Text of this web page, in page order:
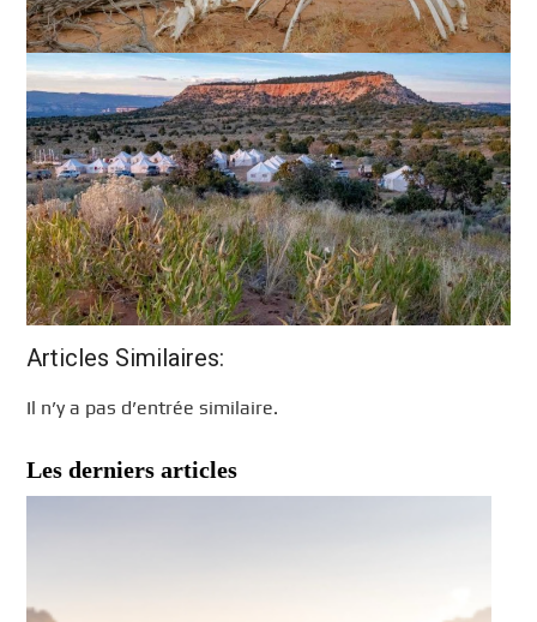
Articles Similaires:
Il n’y a pas d’entrée similaire.
Les derniers articles